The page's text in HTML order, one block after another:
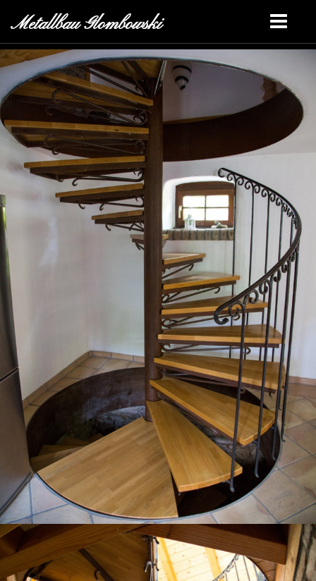
Metallbau Glombowski